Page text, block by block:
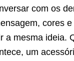
com os
cores
a mesma ideia.
um